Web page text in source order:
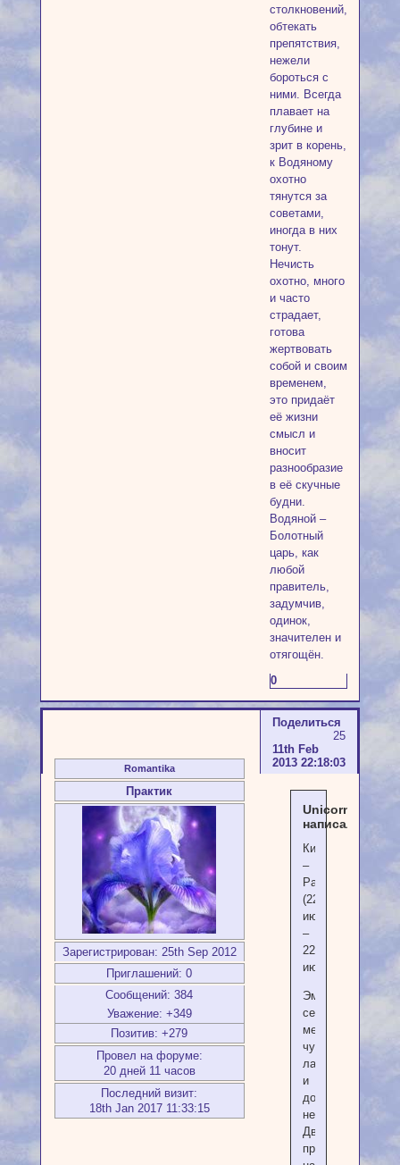
столкновений,
обтекать
препятствия,
нежели
бороться с
ними. Всегда
плавает на
глубине и
зрит в корень,
к Водяному
охотно
тянутся за
советами,
иногда в них
тонут.
Нечисть
охотно, много
и часто
страдает,
готова
жертвовать
собой и своим
временем,
это придаёт
её жизни
смысл и
вносит
разнообразие
в её скучные
будни.
Водяной –
Болотный
царь, как
любой
правитель,
задумчив,
одинок,
значителен и
отягощён.
0
Поделиться
25
11th Feb
2013 22:18:03
Romantika
Практик
Зарегистрирован: 25th Sep 2012
Приглашений: 0
Сообщений: 384
Уважение: +349
Позитив: +279
Провел на форуме:
20 дней 11 часов
Последний визит:
18th Jan 2017 11:33:15
Unicorn
написал(а):
Кикимора
–
Рак
(22
июня
–
22
июля)
Эмоциональная,
сентиментальная,
мечтательная,
чуткая,
ласковая
и
добродушная
нечисть.
Двойственная,
противоречивая